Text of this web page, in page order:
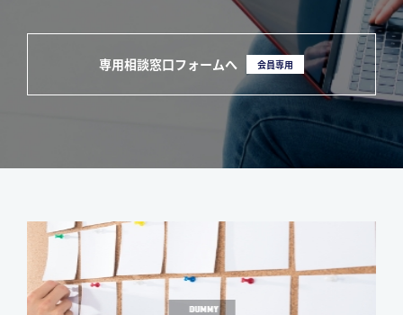
専用相談窓口フォームへ 会員専用